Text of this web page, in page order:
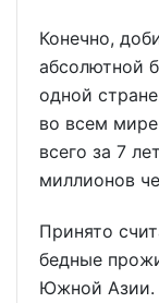
Конечно,
абсолютной
одной
во всем
всего за 7
миллионов
Принято
бедные
Южной Азии.